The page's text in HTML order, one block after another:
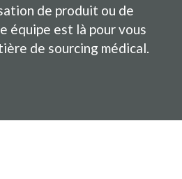
de produit ou de
équipe est là pour vous
de sourcing médical.